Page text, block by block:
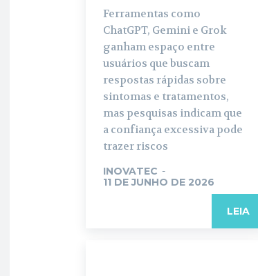
Ferramentas como
ChatGPT, Gemini e Grok
ganham espaço entre
usuários que buscam
respostas rápidas sobre
sintomas e tratamentos,
mas pesquisas indicam que
a confiança excessiva pode
trazer riscos
INOVATEC -
11 DE JUNHO DE 2026
LEIA